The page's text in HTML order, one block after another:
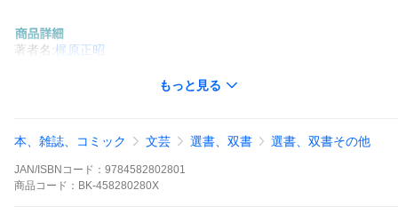
著者名:梶原正昭
東洋文庫 ２８０もっと見る
本、雑誌、コミック 文芸 選書、双書 選書、双書その他
JAN/ISBNコード： 9784582802801
商品 コード： BK-458280280X